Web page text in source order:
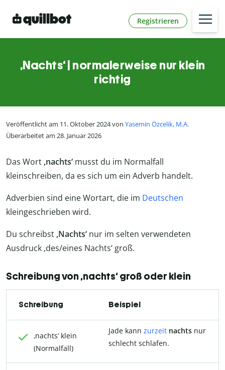
Registrieren
‚Nachts‘ | normalerweise nur klein
richtig
Veröffentlicht am 11. Oktober 2024 von Yasemin Özcelik, M.A.
Überarbeitet am 28. Januar 2026
Das Wort ‚nachts‘ musst du im Normalfall
kleinschreiben, da es sich um ein Adverb handelt.
Adverbien sind eine Wortart, die im Deutschen
kleingeschrieben wird.
Du schreibst ‚Nachts‘ nur im selten verwendeten
Ausdruck ‚des/eines Nachts‘ groß.
Schreibung von ‚nachts‘ groß oder klein
Schreibung Beispiel
‚nachts‘ klein
(Normalfall)
Jade kann zurzeit nachts nur
schlecht schlafen.